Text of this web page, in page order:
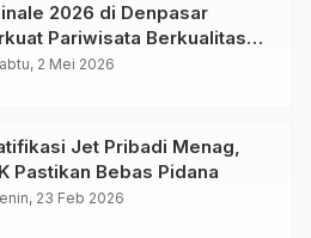
2026 di Denpasar
Pariwisata Berkualitas
Dorong Industri Kreatif Global
2 Mei 2026
Jet Pribadi Menag,
Pastikan Bebas Pidana
23 Feb 2026